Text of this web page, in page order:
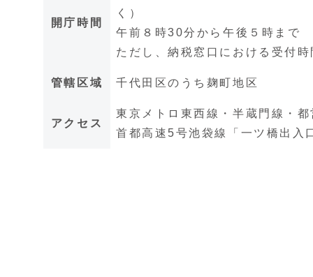
開庁時間
く）
午前８時30分から午後５時まで
ただし、納税窓口における受付
管轄区域 千代田区のうち麹町地区
アクセス
東京メトロ東西線・半蔵門線・
首都高速5号池袋線「一ツ橋出入